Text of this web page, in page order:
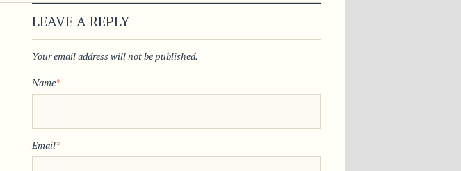
LEAVE A REPLY
Your email address will not be published.
Name*
Email*